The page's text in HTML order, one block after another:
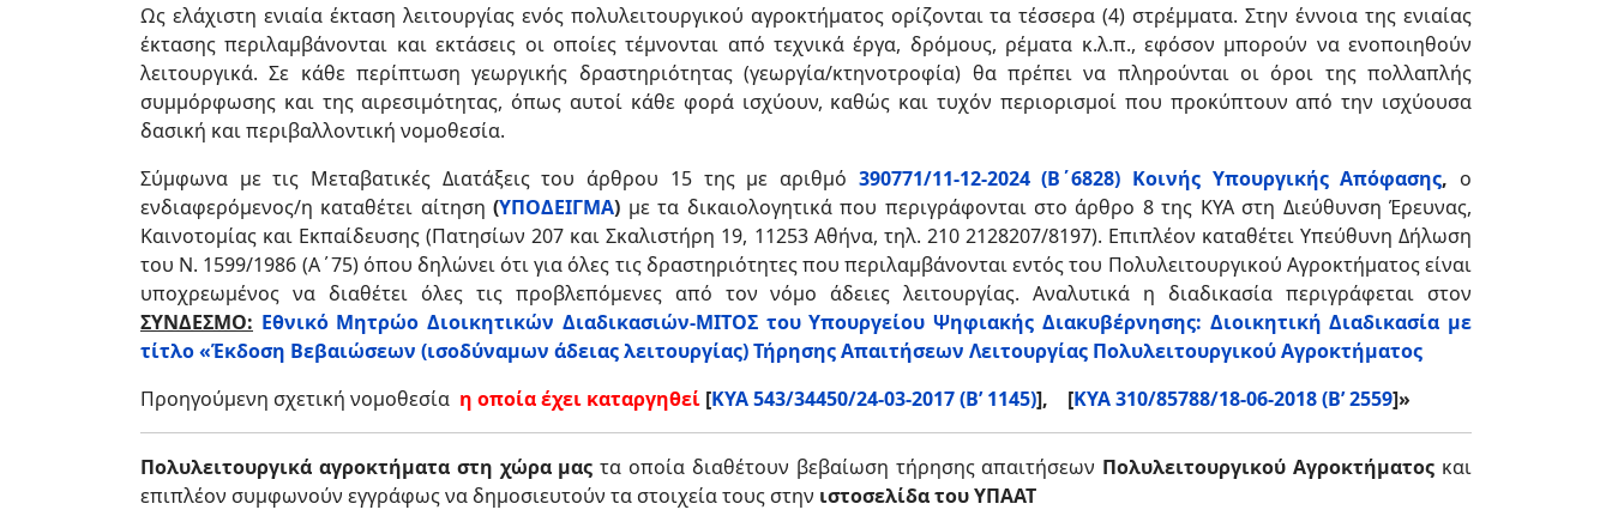
Ως ελάχιστη ενιαία έκταση λειτουργίας ενός πολυλειτουργικού αγροκτήματος ορίζονται τα τέσσερα (4) στρέμματα. Στην έννοια της ενιαίας
έκτασης περιλαμβάνονται και εκτάσεις οι οποίες τέμνονται από τεχνικά έργα, δρόμους, ρέματα κ.λ.π., εφόσον μπορούν να ενοποιηθούν
λειτουργικά. Σε κάθε περίπτωση γεωργικής δραστηριότητας (γεωργία/κτηνοτροφία) θα πρέπει να πληρούνται οι όροι της πολλαπλής
συμμόρφωσης και της αιρεσιμότητας, όπως αυτοί κάθε φορά ισχύουν, καθώς και τυχόν περιορισμοί που προκύπτουν από την ισχύουσα
δασική και περιβαλλοντική νομοθεσία.
Σύμφωνα με τις Μεταβατικές Διατάξεις του άρθρου 15 της με αριθμό 390771/11-12-2024 (Β΄6828) Κοινής Υπουργικής Απόφασης, ο
ενδιαφερόμενος/η καταθέτει αίτηση(ΥΠΟΔΕΙΓΜΑ) με τα δικαιολογητικά που περιγράφονται στο άρθρο 8 της ΚΥΑ στη Διεύθυνση Έρευνας,
Καινοτομίας και Εκπαίδευσης (Πατησίων 207 και Σκαλιστήρη 19, 11253 Αθήνα, τηλ. 210 2128207/8197). Επιπλέον καταθέτει Υπεύθυνη Δήλωση
του Ν. 1599/1986 (Α΄75) όπου δηλώνει ότι για όλες τις δραστηριότητες που περιλαμβάνονται εντός του Πολυλειτουργικού Αγροκτήματος είναι
υποχρεωμένος να διαθέτει όλες τις προβλεπόμενες από τον νόμο άδειες λειτουργίας. Αναλυτικά η διαδικασία περιγράφεται στον
ΣΥΝΔΕΣΜΟ: Εθνικό Μητρώο Διοικητικών Διαδικασιών-ΜΙΤΟΣ του Υπουργείου Ψηφιακής Διακυβέρνησης: Διοικητική Διαδικασία με
τίτλο «Έκδοση Βεβαιώσεων (ισοδύναμων άδειας λειτουργίας) Τήρησης Απαιτήσεων Λειτουργίας Πολυλειτουργικού Αγροκτήματος
Προηγούμενη σχετική νομοθεσία η οποία έχει καταργηθεί [ΚΥΑ 543/34450/24-03-2017 (Β’ 1145)], [ΚΥΑ 310/85788/18-06-2018 (Β’ 2559]»
Πολυλειτουργικά αγροκτήματα στη χώρα μας τα οποία διαθέτουν βεβαίωση τήρησης απαιτήσεων Πολυλειτουργικού Αγροκτήματος και
επιπλέον συμφωνούν εγγράφως να δημοσιευτούν τα στοιχεία τους στην ιστοσελίδα του ΥΠΑΑΤ